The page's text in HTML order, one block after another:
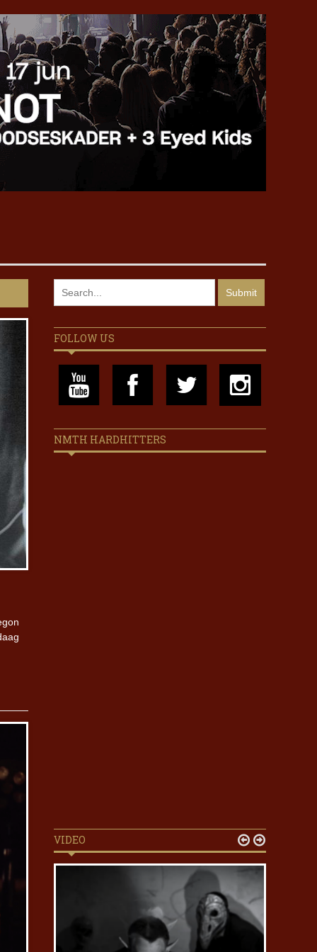
FOLLOW US
NMTH HARDHITTERS
VIDEO  